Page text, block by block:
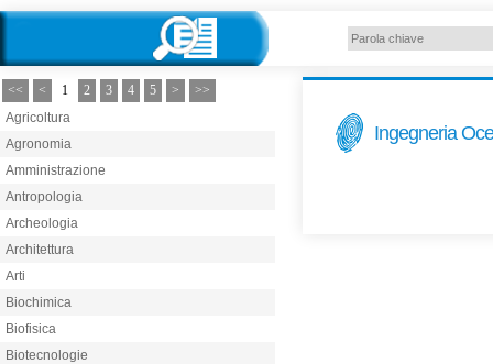
<< < 1 2 3 4 5 >
>>
Agricoltura
Agronomia
Amministrazione
Antropologia
Archeologia
Architettura
Arti
Biochimica
Biofisica
Biotecnologie
Ingegneria